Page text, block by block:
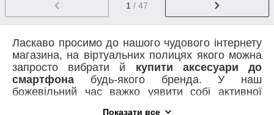
1 / 47
Ласкаво просимо до нашого чудового інтернету
магазина, на віртуальних полицях якого можна
запросто вибрати й купити аксесуари до
смартфона будь-якого бренда. У наш
божевільний час важко уявити собі активної
Показати все